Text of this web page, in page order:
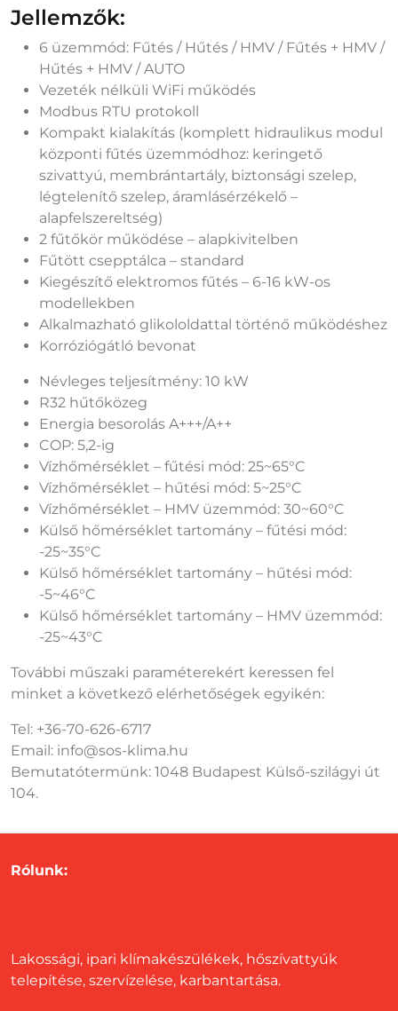
Jellemzők:
6 üzemmód: Fűtés / Hűtés / HMV / Fűtés + HMV /
Hűtés + HMV / AUTO
Vezeték nélküli WiFi működés
Modbus RTU protokoll
Kompakt kialakítás (komplett hidraulikus modul
központi fűtés üzemmódhoz: keringető
szivattyú, membrántartály, biztonsági szelep,
légtelenítő szelep, áramlásérzékelő –
alapfelszereltség)
2 fűtőkör működése – alapkivitelben
Fűtött csepptálca – standard
Kiegészítő elektromos fűtés – 6-16 kW-os
modellekben
Alkalmazható glikololdattal történő működéshez
Korróziógátló bevonat
Névleges teljesítmény: 10 kW
R32 hűtőközeg
Energia besorolás A+++/A++
COP: 5,2-ig
Vízhőmérséklet – fűtési mód: 25~65°C
Vízhőmérséklet – hűtési mód: 5~25°C
Vízhőmérséklet – HMV üzemmód: 30~60°C
Külső hőmérséklet tartomány – fűtési mód:
-25~35°C
Külső hőmérséklet tartomány – hűtési mód:
-5~46°C
Külső hőmérséklet tartomány – HMV üzemmód:
-25~43°C
További műszaki paraméterekért keressen fel
minket a következő elérhetőségek egyikén:
Tel: +36-70-626-6717
Email: info@sos-klima.hu
Bemutatótermünk: 1048 Budapest Külső-szilágyi út
104.
Rólunk:
Lakossági, ipari klímakészülékek, hőszívattyúk
telepítése, szervízelése, karbantartása.